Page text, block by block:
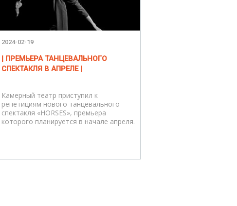
2024-02-19
| ПРЕМЬЕРА ТАНЦЕВАЛЬНОГО
СПЕКТАКЛЯ В АПРЕЛЕ |
Камерный театр приступил к
репетициям нового танцевального
спектакля «HORSES», премьера
которого планируется в начале апреля.